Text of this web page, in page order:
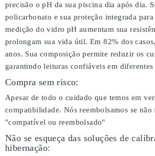
precisão o pH da sua piscina dia após dia.
policarbonato e sua proteção integrada
medição do vidro pH aumentam sua
prolongam sua vida útil. Em 82% dos
anos. Sua composição permite reduzir os
garantindo leituras confiáveis em diferentes
Compra sem risco:
Apesar de todo o cuidado que temos em
compatibilidade. Nós reembolsamos se não
"compatível ou reembolsado"
Não se esqueça das soluções de
hibernação: